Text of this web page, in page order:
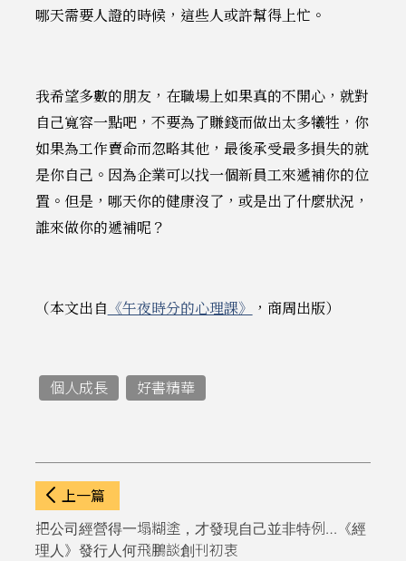
哪天需要人證的時候，這些人或許幫得上忙。
我希望多數的朋友，在職場上如果真的不開心，就對
自己寬容一點吧，不要為了賺錢而做出太多犧牲，你
如果為工作賣命而忽略其他，最後承受最多損失的就
是你自己。因為企業可以找一個新員工來遞補你的位
置。但是，哪天你的健康沒了，或是出了什麼狀況，
誰來做你的遞補呢？
（本文出自 《午夜時分的心理課》 ，商周出版）
個人成長 好書精華
上一篇
把公司經營得一塌糊塗，才發現自己並非特例…《經
理人》發行人何飛鵬談創刊初衷